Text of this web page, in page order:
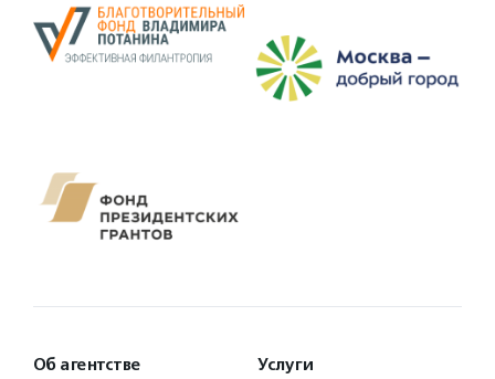
Об агентстве Услуги